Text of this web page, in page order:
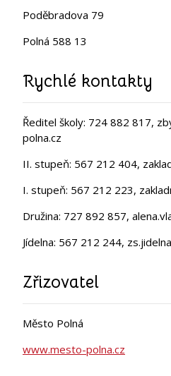
Poděbradova 79
Polná 588 13
Rychlé kontakty
Ředitel školy: 724 882 817,
polna.cz
II. stupeň: 567 212 404,
I. stupeň: 567 212 223,
Družina: 727 892 857,
Jídelna: 567 212 244,
Zřizovatel
Město Polná
www.mesto-polna.cz